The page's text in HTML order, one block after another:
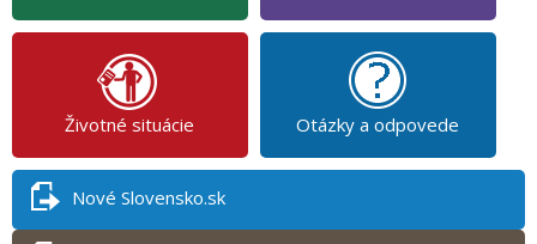
Životné situácie Otázky a odpovede
Nové Slovensko.sk